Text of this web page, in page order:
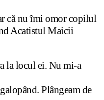
că nu îmi omor copilul
Acatistul Maicii
la locul ei. Nu mi-a
Plângeam de